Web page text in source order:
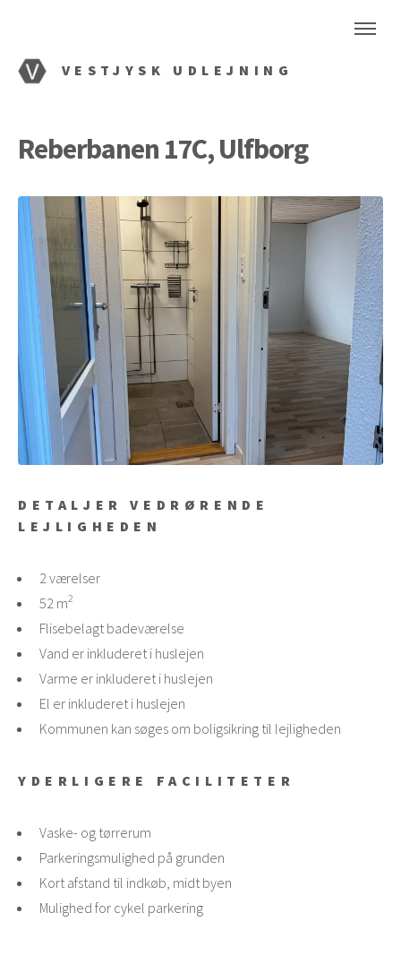
VESTJYSK UDLEJNING
Reberbanen 17C, Ulfborg
DETALJER VEDRØRENDE
LEJLIGHEDEN
2 værelser
52 m2
Flisebelagt badeværelse
Vand er inkluderet i huslejen
Varme er inkluderet i huslejen
El er inkluderet i huslejen
Kommunen kan søges om boligsikring til lejligheden
YDERLIGERE FACILITETER
Vaske- og tørrerum
Parkeringsmulighed på grunden
Kort afstand til indkøb, midt byen
Mulighed for cykel parkering